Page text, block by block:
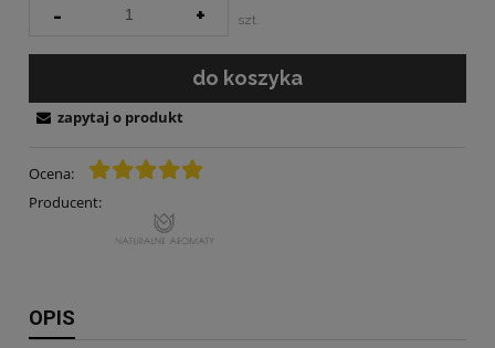
- + szt.
do koszyka
Ocena:
Producent:
zapytaj o produkt
OPIS